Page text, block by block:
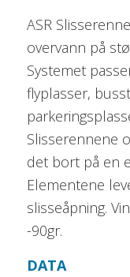
ASR
overvann på
Systemet
flyplasser,
Slisserennene
det bort på en
Elementene
slisseåpning.
-90gr.
DATA